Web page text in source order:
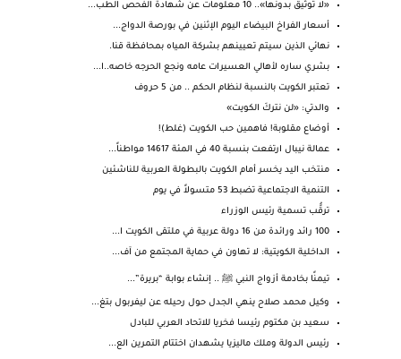
«لا توثيق بدونها».. 10 معلومات عن شهادة الفحص الطب...
أسعار الفراخ البيضاء اليوم الإثنين في بورصة الدواج...
نهائي الذين سيتم تعيينهم بشركة المياه بمحافظة قنا.
بشري ساره لأهالي العسيرات عامه ونجع الحرجه خاصه..ا...
تعتبر الكويت بالنسبة لنظام الحكم .. من 5 حروف
والدتي: «لن نتركَ الكويت»
أوضاع مقلوبة! فاهمين حب الكويت (غلط)!
عمالة نيبال ارتفعت بنسبة 40 في المئة 14617 مواطناً...
منتخب اليد يخسر أمام الكويت بالبطولة العربية للناشئين
التنمية الاجتماعية تضبط 53 متسولاً في يوم
ترقُّب تسمية رئيس الوزراء
100 رائد ورائدة من 16 دولة عربية في ملتقى الكويت ا...
الداخلية الكويتية: لا تهاون في حماية المجتمع من آف...
تيمنًا بخادمة أزواج النبي ﷺ .. إنشاء بوابة “بريرة”...
وكيل محمد صلاح ينهي الجدل حول رحيله عن ليفربول بتغ...
سعيد بن مكتوم رئيسا فخريا للاتحاد العربي للبادل
رئيس الدولة وملك ماليزيا يشهدان اختتام التمرين الع...